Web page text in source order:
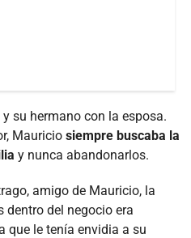
su hermano con la esposa.
Mauricio siempre buscaba la
y nunca abandonarlos.
amigo de Mauricio, la
dentro del negocio era
que le tenía envidia a su